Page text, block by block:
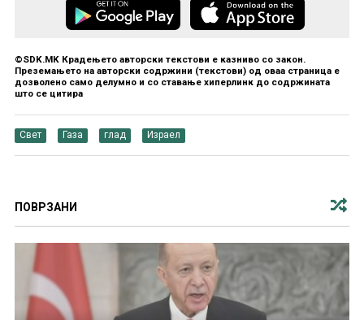
©SDK.MK Крадењето авторски текстови е казниво со закон.
Преземањето на авторски содржини (текстови) од оваа страница е
дозволено само делумно и со ставање хиперлинк до содржината
што се цитира
Свет Газа глад Израел
ПОВРЗАНИ